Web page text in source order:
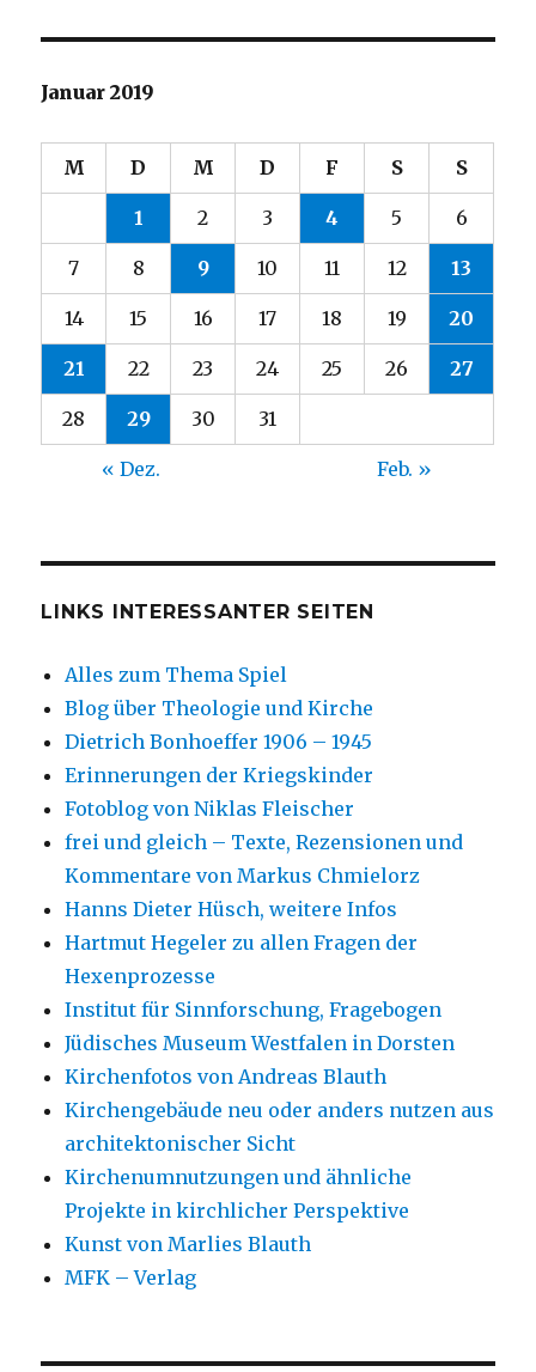
Januar 2019
M D M D F S S
1 2 3 4 5 6
7 8 9 10 11 12 13
14 15 16 17 18 19 20
21 22 23 24 25 26 27
28 29 30 31
« Dez. Feb. »
LINKS INTERESSANTER SEITEN
Alles zum Thema Spiel
Blog über Theologie und Kirche
Dietrich Bonhoeffer 1906 – 1945
Erinnerungen der Kriegskinder
Fotoblog von Niklas Fleischer
frei und gleich – Texte, Rezensionen und
Kommentare von Markus Chmielorz
Hanns Dieter Hüsch, weitere Infos
Hartmut Hegeler zu allen Fragen der
Hexenprozesse
Institut für Sinnforschung, Fragebogen
Jüdisches Museum Westfalen in Dorsten
Kirchenfotos von Andreas Blauth
Kirchengebäude neu oder anders nutzen aus
architektonischer Sicht
Kirchenumnutzungen und ähnliche
Projekte in kirchlicher Perspektive
Kunst von Marlies Blauth
MFK – Verlag